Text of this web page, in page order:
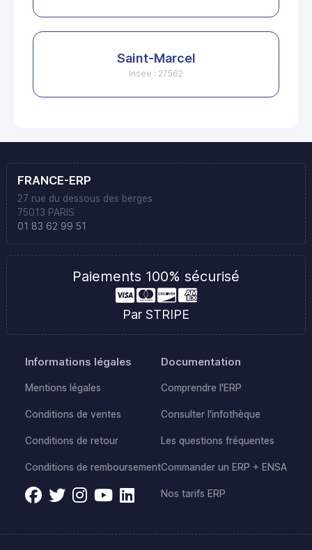
Saint-Marcel
Insee : 27562
FRANCE-ERP
27 rue du dessous des berges
75013 PARIS
01 83 62 99 51
Paiements 100% sécurisé
Par STRIPE
Informations légales
Mentions légales
Conditions de ventes
Conditions de retour
Conditions de remboursement
Documentation
Comprendre l'ERP
Consulter l'infothèque
Les questions fréquentes
Commander un ERP + ENSA
Nos tarifs ERP